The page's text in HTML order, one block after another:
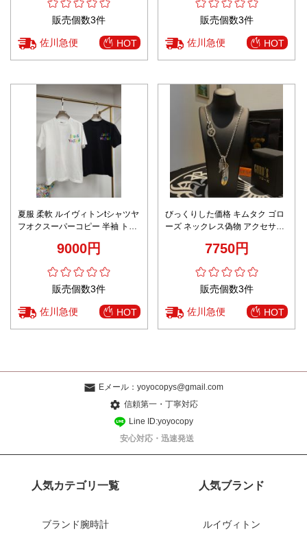
販売個数3件
佐川急便 HOT
販売個数3件
佐川急便 HOT
夏服 柔軟 ルイヴィトンtシャツヤ
フオクスーパーコピー 半袖 トッ
9000円
販売個数3件
佐川急便 HOT
びっくりした価格 キムタク ゴロ
ーズ ネックレス偽物 アクセサリ
7750円
販売個数3件
佐川急便 HOT
Eメール： yoyocopys@gmail.com
信頼第一・丁寧対応
Line ID:yoyocopy
安心対応・迅速発送
人気カテゴリ一覧
ブランド腕時計
人気ブランド
ルイヴィトン